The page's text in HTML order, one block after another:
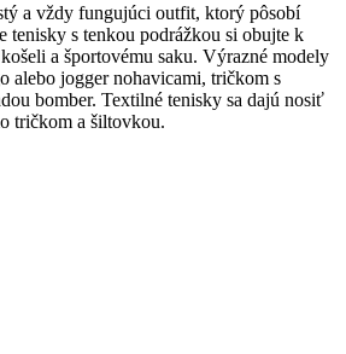
a vždy fungujúci outfit, ktorý pôsobí
tenisky s tenkou podrážkou si obujte k
a športovému saku. Výrazné modely
alebo jogger nohavicami, tričkom s
bomber. Textilné tenisky sa dajú nosiť
tričkom a šiltovkou.